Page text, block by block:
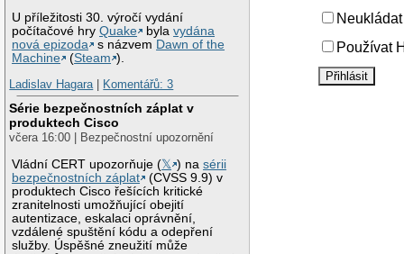
U příležitosti 30. výročí vydání
počítačové hryQuake bylavydána
nová epizoda
s názvem Dawn of the
Machine
(Steam ).
Ladislav Hagara| Komentářů: 3
Série bezpečnostních záplat v
produktech Cisco
včera 16:00 | Bezpečnostní upozornění
Vládní CERT upozorňuje (𝕏 ) nasérii
bezpečnostních záplat
(CVSS 9.9) v
produktech Cisco řešících kritické
zranitelnosti umožňující obejití
autentizace, eskalaci oprávnění,
vzdálené spuštění kódu a odepření
služby. Úspěšné zneužití může
Používat